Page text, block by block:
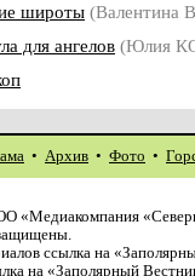
широты (Валентина
для ангелов (Юлия
• Архив • Фото •
«Медиакомпания
ссылка на
на «Заполярный